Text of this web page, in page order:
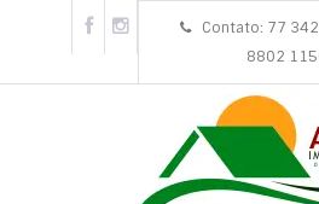
Contato: 77
8802